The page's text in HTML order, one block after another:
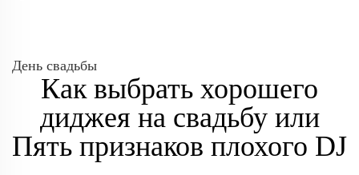
День свадьбы
Как выбрать хорошего
диджея на свадьбу или
Пять признаков плохого DJ